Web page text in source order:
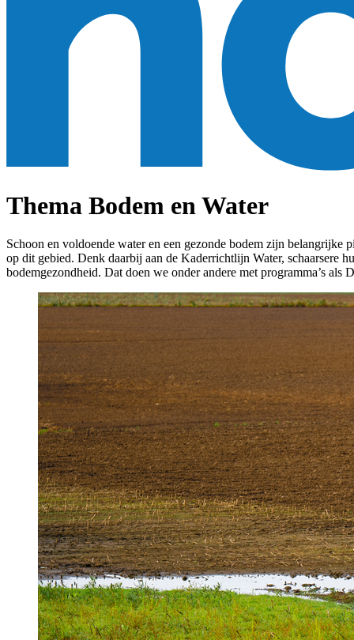
Thema Bodem en Water
Schoon en voldoende water en een gezonde bodem zijn belangrijke
op dit gebied. Denk daarbij aan de Kaderrichtlijn Water, schaarsere
bodemgezondheid. Dat doen we onder andere met programma’s als